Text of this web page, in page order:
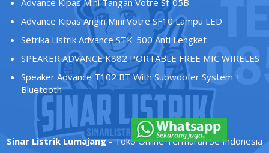
Advance Kipas Angin Mini Votre SF10 Lampu LED
Setrika Listrik Advance STK-500 Anti Lengket
SPEAKER ADVANCE K882 PORTABLE FREE MIC WIRELES
Speaker Advance T102 BT With Subwoofer System +
Bluetooth
Sinar Listrik Lumajang- Toko Online Termurah Se Indonesia